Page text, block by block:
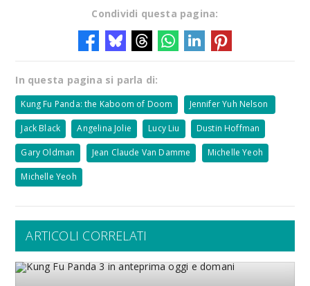
Condividi questa pagina:
In questa pagina si parla di:
Kung Fu Panda: the Kaboom of Doom Jennifer Yuh Nelson
Jack Black Angelina Jolie Lucy Liu Dustin Hoffman
Gary Oldman Jean Claude Van Damme Michelle Yeoh
Michelle Yeoh
ARTICOLI CORRELATI